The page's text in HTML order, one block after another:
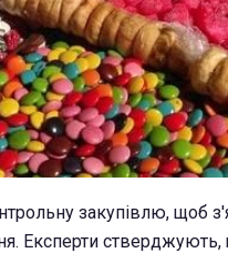
закупівлю, щоб
Експерти